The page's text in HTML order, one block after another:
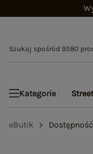
Kategorie
eButik